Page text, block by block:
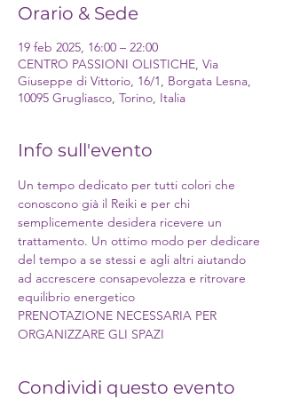
Orario & Sede
19 feb 2025, 16:00 – 22:00
CENTRO PASSIONI OLISTICHE, Via
Giuseppe di Vittorio, 16/1, Borgata Lesna,
10095 Grugliasco, Torino, Italia
Info sull'evento
Un tempo dedicato per tutti colori che
conoscono già il Reiki e per chi
semplicemente desidera ricevere un
trattamento. Un ottimo modo per dedicare
del tempo a se stessi e agli altri aiutando
ad accrescere consapevolezza e ritrovare
equilibrio energetico
PRENOTAZIONE NECESSARIA PER
ORGANIZZARE GLI SPAZI
Condividi questo evento